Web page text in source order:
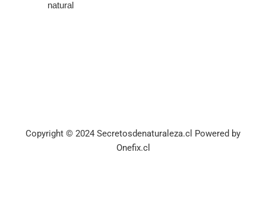
natural
Copyright © 2024 Secretosdenaturaleza.cl Powered by
Onefix.cl